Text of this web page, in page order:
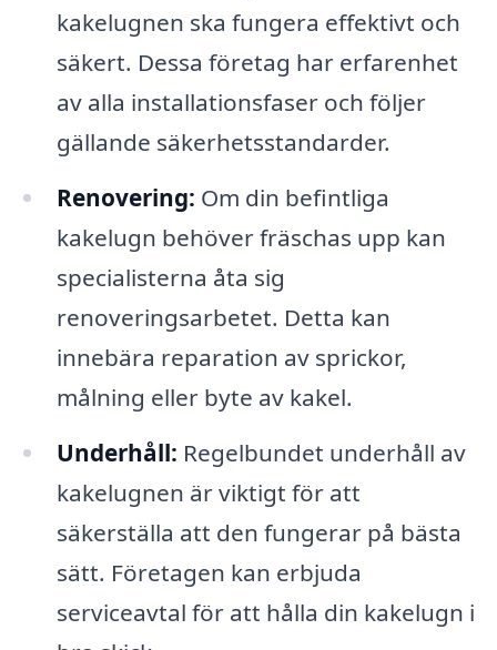
kakelugnen ska fungera effektivt och
säkert. Dessa företag har erfarenhet
av alla installationsfaser och följer
gällande säkerhetsstandarder.
Renovering: Om din befintliga
kakelugn behöver fräschas upp kan
specialisterna åta sig
renoveringsarbetet. Detta kan
innebära reparation av sprickor,
målning eller byte av kakel.
Underhåll: Regelbundet underhåll av
kakelugnen är viktigt för att
säkerställa att den fungerar på bästa
sätt. Företagen kan erbjuda
serviceavtal för att hålla din kakelugn i